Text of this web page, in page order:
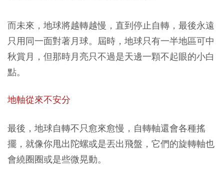
而未來，地球將越轉越慢，直到停止自轉，最後永遠
只用同一面對著月球。屆時，地球只有一半地區可中
秋賞月，但那時月亮只不過是天邊一顆不起眼的小白
點。
地軸從來不安分
最後，地球自轉不只愈來愈慢，自轉軸還會各種搖
擺，就像你甩出陀螺或是丟出飛盤，它們的旋轉軸也
會繞圈圈或是些微晃動。